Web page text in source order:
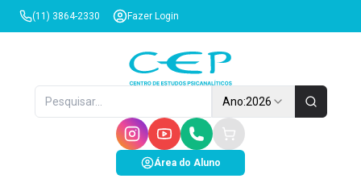
(11) 3864-2330 Fazer Login
Ano:2026
Área do Aluno